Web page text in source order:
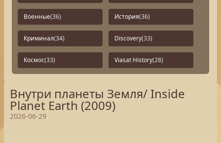
Военные(36) История(36)
Криминал(34) Discovery(33)
Космос(33) Viasat History(28)
Внутри планеты Земля/ Inside
Planet Earth (2009)
2026-06-29